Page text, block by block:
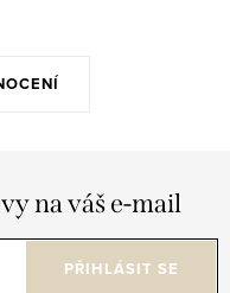
na váš e-mail
PŘIHLÁSIT SE